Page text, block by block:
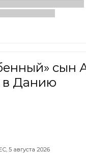
сын
в Данию
5 августа 2026